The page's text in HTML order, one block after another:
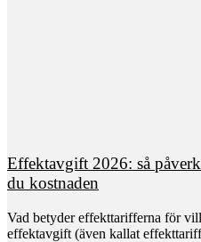
Effektavgift 2026: så
du kostnaden
Vad betyder effekttarifferna för
effektavgift (även kallat